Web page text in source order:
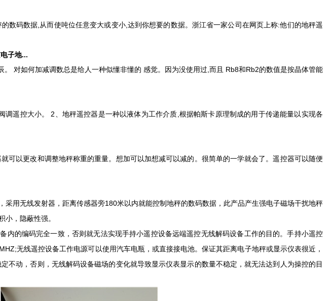
数码数据,从而使吨位任意变大或变小,达到你想要的数据。浙江省一家公司在网页上称:他们的地秤遥
子地...
对如何加减调数总是给人一种似懂非懂的 感觉。因为没使用过,而且 Rb8和Rb2的数值是按晶体管能
遥控大小。 2、地秤遥控器是一种以液体为工作介质,根据帕斯卡原理制成的用于传递能量以实现各
可以更改和调整地秤称重的重量。想加可以加想减可以减的。很简单的一学就会了。遥控器可以随便
用无线发射器，距离传感器旁180米以内就能控制地秤的数码数据，此产品产生强电子磁场干扰地秤
小，隐蔽性强。
的编码完全一致，否则就无法实现手持小遥控设备远端遥控无线解码设备工作的目的。手持小遥控
无线遥控设备工作电源可以使用汽车电瓶，或直接接电池。保证其距离电子地秤或显示仪表很近，
不动，否则，无线解码设备磁场的变化就导致显示仪表显示的数量不稳定，就无法达到人为操控的目